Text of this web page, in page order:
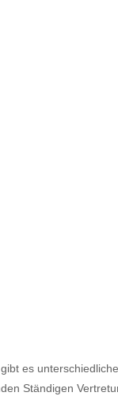
es
Ständigen